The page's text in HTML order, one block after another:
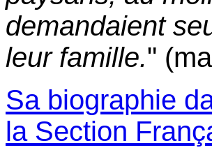
demandaient
leur famille."
Sa biographie
la Section